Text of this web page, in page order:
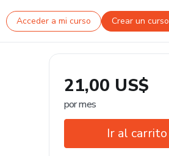
Acceder a mi curso Crear un curso
21,00 US$
por mes
Ir al carrito